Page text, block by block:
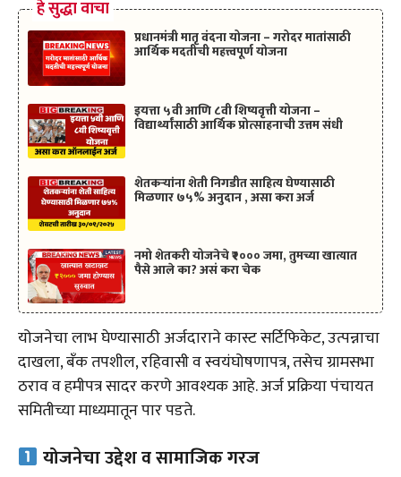
हे सुद्धा वाचा
प्रधानमंत्री मातृ वंदना योजना – गरोदर मातांसाठी
आर्थिक मदतीची महत्त्वपूर्ण योजना
इयत्ता ५वी आणि ८वी शिष्यवृत्ती योजना –
विद्यार्थ्यांसाठी आर्थिक प्रोत्साहनाची उत्तम संधी
शेतकऱ्यांना शेती निगडीत साहित्य घेण्यासाठी
मिळणार ७५% अनुदान , असा करा अर्ज
नमो शेतकरी योजनेचे ₹२००० जमा, तुमच्या खात्यात
पैसे आले का? असं करा चेक
योजनेचा लाभ घेण्यासाठी अर्जदाराने कास्ट सर्टिफिकेट, उत्पन्नाचा
दाखला, बँक तपशील, रहिवासी व स्वयंघोषणापत्र, तसेच ग्रामसभा
ठराव व हमीपत्र सादर करणे आवश्यक आहे. अर्ज प्रक्रिया पंचायत
समितीच्या माध्यमातून पार पडते.
योजनेचा उद्देश व सामाजिक गरज